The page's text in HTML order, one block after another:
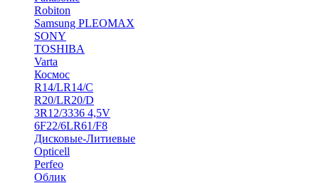
Robiton
Samsung PLEOMAX
SONY
TOSHIBA
Varta
Космос
R14/LR14/C
R20/LR20/D
3R12/3336 4,5V
6F22/6LR61/F8
Дисковые-Литиевые
Opticell
Perfeo
Облик